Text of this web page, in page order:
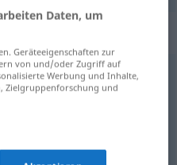
Daten, um
Geräteeigenschaften zur
von und/oder Zugriff auf
Werbung und Inhalte,
Zielgruppenforschung und